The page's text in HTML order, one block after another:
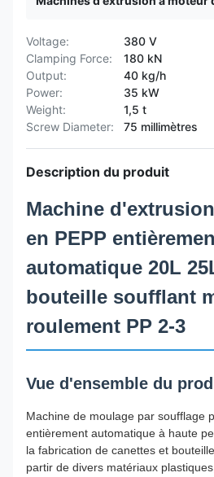
Voltage:
380 V
Clamping Force:
180 kN
Output:
40 kg/h
Power:
35 kW
Weight:
1,5 t
Screw Diameter:
75 millimètres
Description du produit
Machine
en PEPP
automatique 20L
bouteille soufflant
roulement PP 2-3
Vue d'ensemble du
Machine de moulage par soufflage
entièrement automatique à haute
la fabrication de canettes et
partir de divers matériaux